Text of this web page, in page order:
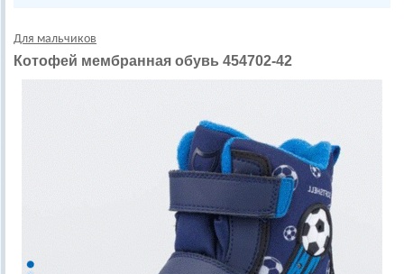
Для мальчиков
Котофей мембранная обувь 454702-42